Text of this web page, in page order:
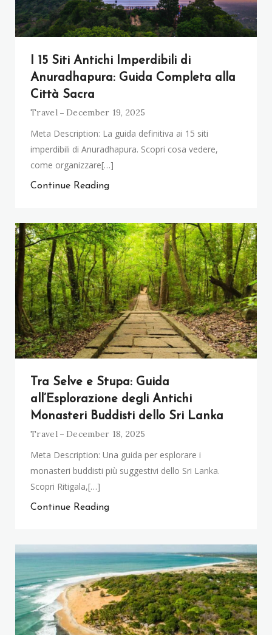
I 15 Siti Antichi Imperdibili di
Anuradhapura: Guida Completa alla
Città Sacra
Travel December 19, 2025
Meta Description: La guida definitiva ai 15 siti
imperdibili di Anuradhapura. Scopri cosa vedere,
come organizzare[…]
Continue Reading
Tra Selve e Stupa: Guida
all’Esplorazione degli Antichi
Monasteri Buddisti dello Sri Lanka
Travel December 18, 2025
Meta Description: Una guida per esplorare i
monasteri buddisti più suggestivi dello Sri Lanka.
Scopri Ritigala,[…]
Continue Reading